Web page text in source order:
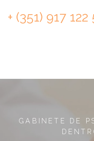
+ (351) 917 122
GABINETE DE